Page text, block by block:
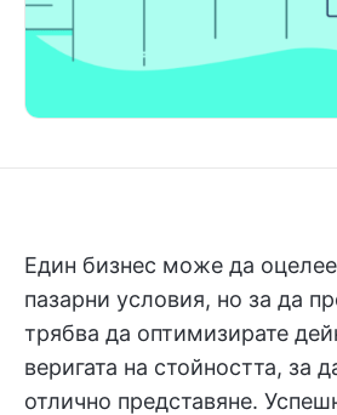
Един бизнес може да
пазарни условия, но за да
трябва да оптимизирате
веригата на стойността, за
отлично представяне.